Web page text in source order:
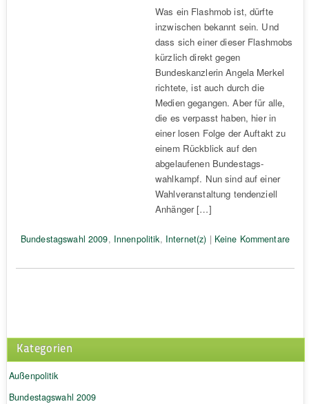
Was ein Flashmob ist, dürfte
inzwischen bekannt sein. Und
dass sich einer dieser Flashmobs
kürzlich direkt gegen
Bundeskanzlerin Angela Merkel
richtete, ist auch durch die
Medien gegangen. Aber für alle,
die es verpasst haben, hier in
einer losen Folge der Auftakt zu
einem Rückblick auf den
abgelaufenen Bundestags-
wahlkampf. Nun sind auf einer
Wahlveranstaltung tendenziell
Anhänger […]
Bundestagswahl 2009, Innenpolitik, Internet(z) | Keine Kommentare
Kategorien
Außenpolitik
Bundestagswahl 2009